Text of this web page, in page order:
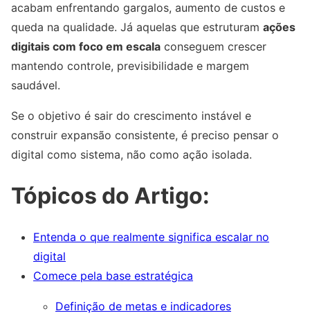
acabam enfrentando gargalos, aumento de custos e
queda na qualidade. Já aquelas que estruturam ações
digitais com foco em escala conseguem crescer
mantendo controle, previsibilidade e margem
saudável.
Se o objetivo é sair do crescimento instável e
construir expansão consistente, é preciso pensar o
digital como sistema, não como ação isolada.
Tópicos do Artigo:
Entenda o que realmente significa escalar no
digital
Comece pela base estratégica
Definição de metas e indicadores